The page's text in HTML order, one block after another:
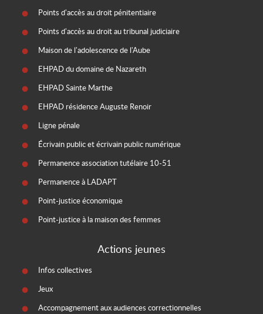
Points d'accès au droit pénitentiaire
Points d'accès au droit au tribunal judiciaire
Maison de l'adolescence de l'Aube
EHPAD du domaine de Nazareth
EHPAD Sainte Marthe
EHPAD résidence Auguste Renoir
Ligne pénale
Écrivain public et écrivain public numérique
Permanence association tutélaire 10-51
Permanence à LADAPT
Point-justice économique
Point-justice à la maison des femmes
Actions jeunes
Infos collectives
Jeux
Accompagnement aux audiences correctionnelles